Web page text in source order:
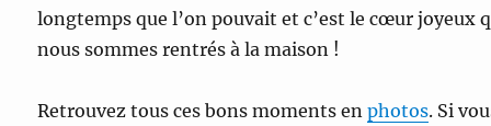
longtemps que l’on pouvait et c’est le cœur joyeux
nous sommes rentrés à la maison !
Retrouvez tous ces bons moments enphotos. Si